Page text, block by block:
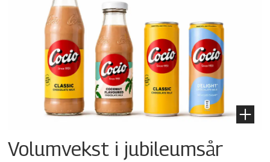
Volumvekst i jubileumsår